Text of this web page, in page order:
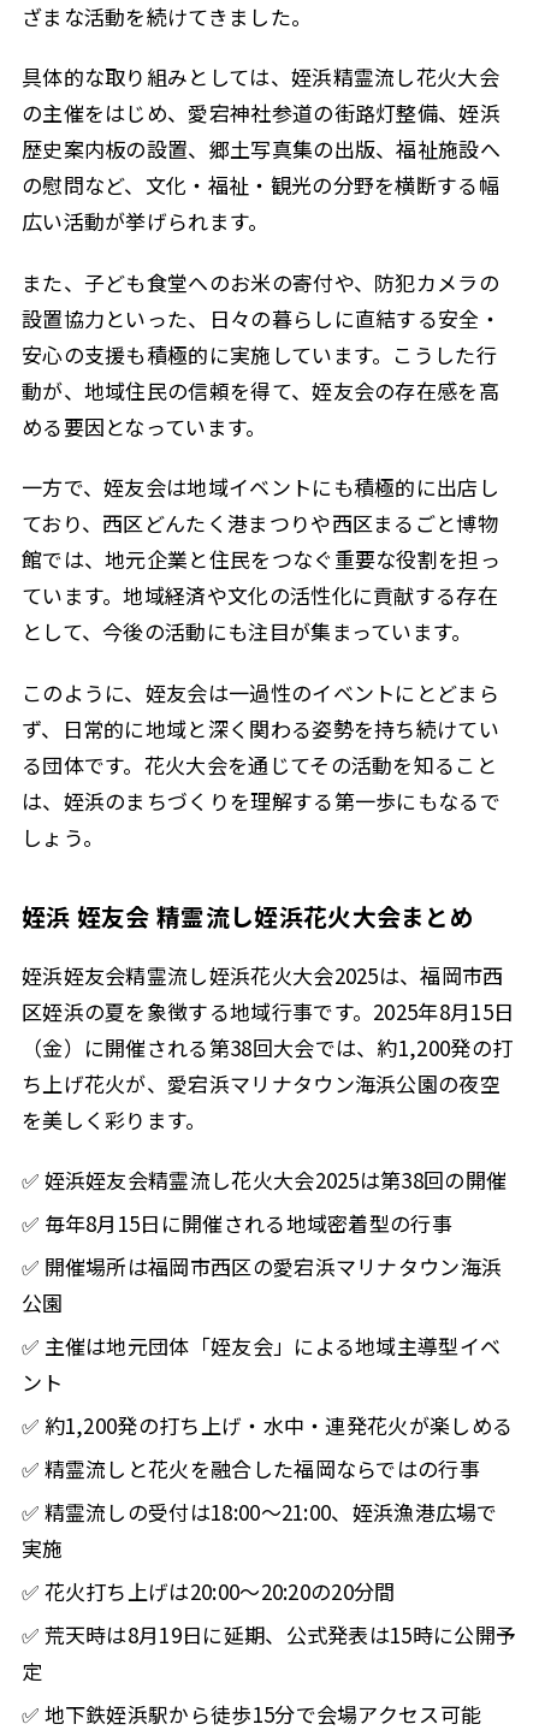
ざまな活動を続けてきました。
具体的な取り組みとしては、姪浜精霊流し花火大会
の主催をはじめ、愛宕神社参道の街路灯整備、姪浜
歴史案内板の設置、郷土写真集の出版、福祉施設へ
の慰問など、文化・福祉・観光の分野を横断する幅
広い活動が挙げられます。
また、子ども食堂へのお米の寄付や、防犯カメラの
設置協力といった、日々の暮らしに直結する安全・
安心の支援も積極的に実施しています。こうした行
動が、地域住民の信頼を得て、姪友会の存在感を高
める要因となっています。
一方で、姪友会は地域イベントにも積極的に出店し
ており、西区どんたく港まつりや西区まるごと博物
館では、地元企業と住民をつなぐ重要な役割を担っ
ています。地域経済や文化の活性化に貢献する存在
として、今後の活動にも注目が集まっています。
このように、姪友会は一過性のイベントにとどまら
ず、日常的に地域と深く関わる姿勢を持ち続けてい
る団体です。花火大会を通じてその活動を知ること
は、姪浜のまちづくりを理解する第一歩にもなるで
しょう。
姪浜 姪友会 精霊流し姪浜花火大会まとめ
姪浜姪友会精霊流し姪浜花火大会2025は、福岡市西
区姪浜の夏を象徴する地域行事です。2025年8月15日
（金）に開催される第38回大会では、約1,200発の打
ち上げ花火が、愛宕浜マリナタウン海浜公園の夜空
を美しく彩ります。
✅ 姪浜姪友会精霊流し花火大会2025は第38回の開催
✅ 毎年8月15日に開催される地域密着型の行事
✅ 開催場所は福岡市西区の愛宕浜マリナタウン海浜
公園
✅ 主催は地元団体「姪友会」による地域主導型イベ
ント
✅ 約1,200発の打ち上げ・水中・連発花火が楽しめる
✅ 精霊流しと花火を融合した福岡ならではの行事
✅ 精霊流しの受付は18:00〜21:00、姪浜漁港広場で
実施
✅ 花火打ち上げは20:00〜20:20の20分間
✅ 荒天時は8月19日に延期、公式発表は15時に公開予
定
✅ 地下鉄姪浜駅から徒歩15分で会場アクセス可能